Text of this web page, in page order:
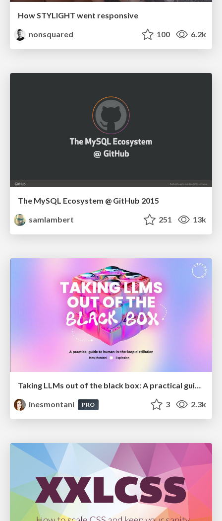
How STYLIGHT went responsive
nonsquared
100 6.2k
The MySQL Ecosystem @ GitHub 2015
samlambert
251 13k
Taking LLMs out of the black box: A practical guide to human-in-the-loop distillation
inesmontani
PRO 3 2.3k